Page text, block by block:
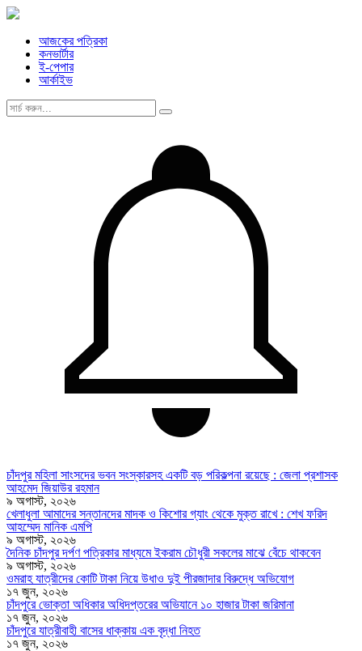
আজকের পত্রিকা
কনভার্টার
ই-পেপার
আর্কাইভ
চাঁদপুর মহিলা সাংসদের ভবন সংস্কারসহ একটি বড় পরিকল্পনা রয়েছে : জেলা প্রশাসক
আহমেদ জিয়াউর রহমান
৯ অগাস্ট, ২০২৬
খেলাধুলা আমাদের সন্তানদের মাদক ও কিশোর গ্যাং থেকে মুক্ত রাখে : শেখ ফরিদ
আহম্মেদ মানিক এমপি
৯ অগাস্ট, ২০২৬
দৈনিক চাঁদপুর দর্পণ পত্রিকার মাধ্যমে ইকরাম চৌধুরী সকলের মাঝে বেঁচে থাকবেন
৯ অগাস্ট, ২০২৬
ওমরাহ যাত্রীদের কোটি টাকা নিয়ে উধাও দুই পীরজাদার বিরুদ্ধে অভিযোগ
১৭ জুন, ২০২৬
চাঁদপুরে ভোক্তা অধিকার অধিদপ্তরের অভিযানে ১০ হাজার টাকা জরিমানা
১৭ জুন, ২০২৬
চাঁদপুরে যাত্রীবাহী বাসের ধাক্কায় এক বৃদ্ধা নিহত
১৭ জুন, ২০২৬